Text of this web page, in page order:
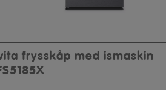
frysskåp med ismaskin